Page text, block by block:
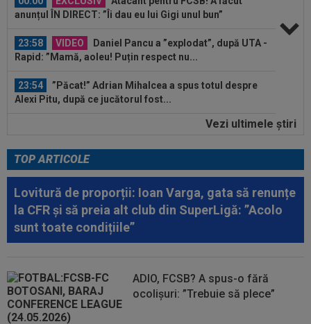
anunțul ÎN DIRECT: ”Îi dau eu lui Gigi unul bun”
23:58 VIDEO
Daniel Pancu a ”explodat”, după UTA -
Rapid: ”Mamă, aoleu! Puțin respect nu...
23:54
”Păcat!” Adrian Mihalcea a spus totul despre
Alexi Pitu, după ce jucătorul fost...
2 la 1: au dat verdictul la cea mai
00:02 EXCLUSIV
Rapid a dat lovitura! Victor
00:02 OFICIAL
Dezastru: după Barcelona, a ratat
transferul la încă o echipă de UCL! Picat la...
00:01
Rușii îl provoacă pe David Popovici înaintea
Europenelor: ”Va pierde aurul!”...
Vezi ultimele ştiri
TOP ARTICOLE
Lovitură de proporții: Ioan Varga, gata să renunțe
la CFR și să preia alt club din SuperLigă: ”Acolo
sunt toate condițiile”
ADIO, FCSB? A spus-o fără
ocolișuri: ”Trebuie să plece”